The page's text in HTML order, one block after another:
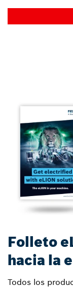
Folleto
hacia la
Todos los